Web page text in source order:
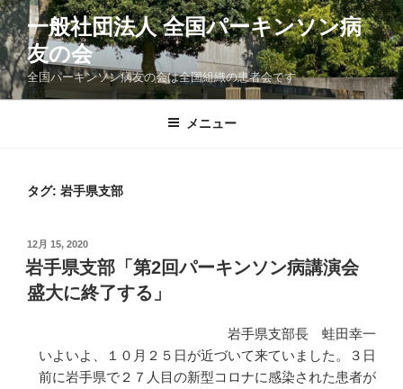
コ
ン
テ
ン
ツ
一般社団法人 全国パーキンソン病
友の会
全国パーキンソン病友の会は全国組織の患者会です
メニュー
タグ: 岩手県支部
投
稿
日:
12月 15, 2020
岩手県支部「第2回パーキンソン病講演会
盛大に終了する」
岩手県支部長 蛙田幸一
いよいよ、１０月２５日が近づいて来ていました。３日
前に岩手県で２７人目の新型コロナに感染された患者が